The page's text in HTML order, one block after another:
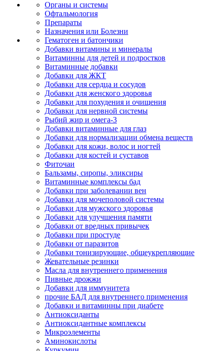
Органы и системы
Офтальмология
Препараты
Назначения или Болезни
Гематоген и батончики
Добавки витамины и минералы
Витаминны для детей и подростков
Витаминные добавки
Добавки для ЖКТ
Добавки для сердца и сосудов
Добавки для женского здоровья
Добавки для похудения и очищения
Добавки для нервной системы
Рыбий жир и омега-3
Добавки витаминные для глаз
Добавки для нормализации обмена веществ
Добавки для кожи, волос и ногтей
Добавки для костей и суставов
Фиточаи
Бальзамы, сиропы, эликсиры
Витаминные комплексы бад
Добавки при заболевании вен
Добавки для мочеполовой системы
Добавки для мужского здоровья
Добавки для улучшения памяти
Добавки от вредных привычек
Добавки при простуде
Добавки от паразитов
Добавки тонизирующие, общеукрепляющие
Жевательные резинки
Масла для внутреннего применения
Пивные дрожжи
Добавки для иммунитета
прочие БАД для внутреннего применения
Добавки и витаминны при диабете
Антиоксиданты
Антиоксидантные комплексы
Микроэлементы
Аминокислоты